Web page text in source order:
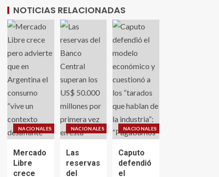
NOTICIAS RELACIONADAS
NACIONALES
Mercado
Libre
crece
NACIONALES
Las
reservas
del
NACIONALES
Caputo
defendió
el